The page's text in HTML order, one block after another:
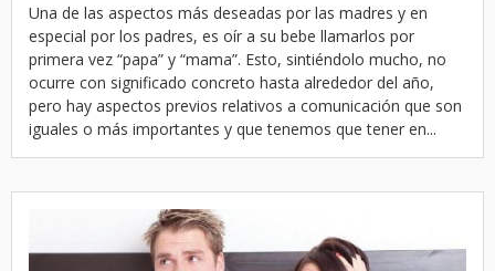
Una de las aspectos más deseadas por las madres y en
especial por los padres, es oír a su bebe llamarlos por
primera vez “papa” y “mama”. Esto, sintiéndolo mucho, no
ocurre con significado concreto hasta alrededor del año,
pero hay aspectos previos relativos a comunicación que son
iguales o más importantes y que tenemos que tener en...